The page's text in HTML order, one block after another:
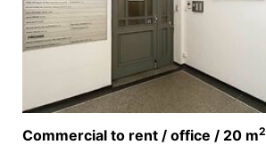
Commercial to rent / office / 20 m2